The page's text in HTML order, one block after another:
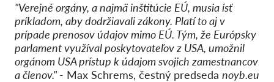
"Verejné orgány, a najmä inštitúcie EÚ, musia ísť
príkladom, aby dodržiavali zákony. Platí to aj v
prípade prenosov údajov mimo EÚ. Tým, že Európsky
parlament využíval poskytovateľov z USA, umožnil
orgánom USA prístup k údajom svojich zamestnancov
a členov." - Max Schrems, čestný predseda noyb.eu